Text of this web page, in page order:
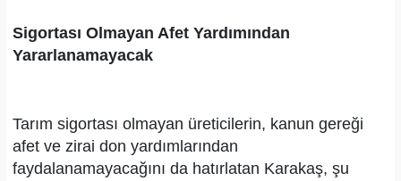
Sigortası Olmayan Afet Yardımından
Yararlanamayacak
Tarım sigortası olmayan üreticilerin, kanun gereği
afet ve zirai don yardımlarından
faydalanamayacağını da hatırlatan Karakaş, şu